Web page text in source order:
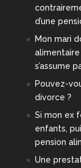
d’une
Mon mari
s’assume
Pouvez-
divorce ?
Si mon ex
enfants,
pension
Une